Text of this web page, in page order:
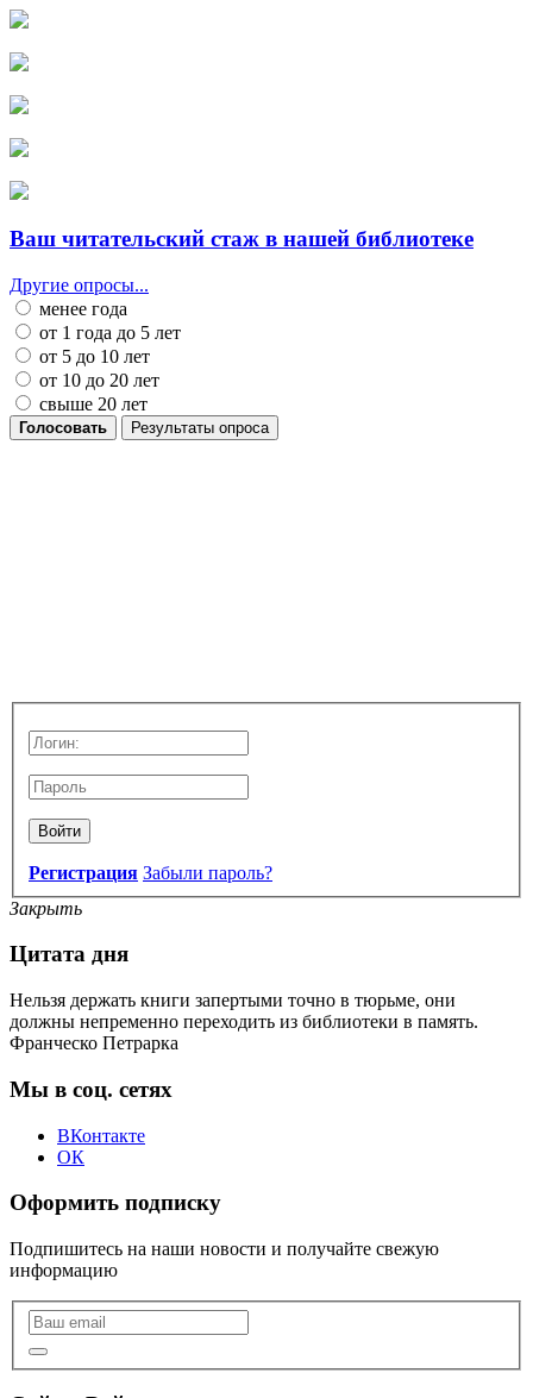
Ваш читательский стаж в нашей библиотеке
Другие опросы...
менее года
от 1 года до 5 лет
от 5 до 10 лет
от 10 до 20 лет
свыше 20 лет
Голосовать Результаты опроса
Войти
Регистрация Забыли пароль?
Закрыть
Цитата дня
Нельзя держать книги запертыми точно в тюрьме, они
должны непременно переходить из библиотеки в память.
Франческо Петрарка
Мы в соц. сетях
ВКонтакте
ОК
Оформить подписку
Подпишитесь на наши новости и получайте свежую
информацию